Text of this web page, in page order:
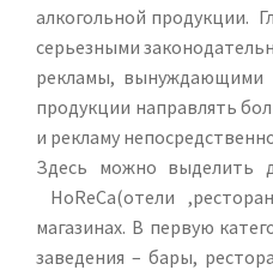
алкогольной продукции.
серьезными
рекламы, вынуждающими
продукции направлять
и рекламу
Здесь можно выделить
HoReCa(отели
магазинах. В первую
заведения – бары,